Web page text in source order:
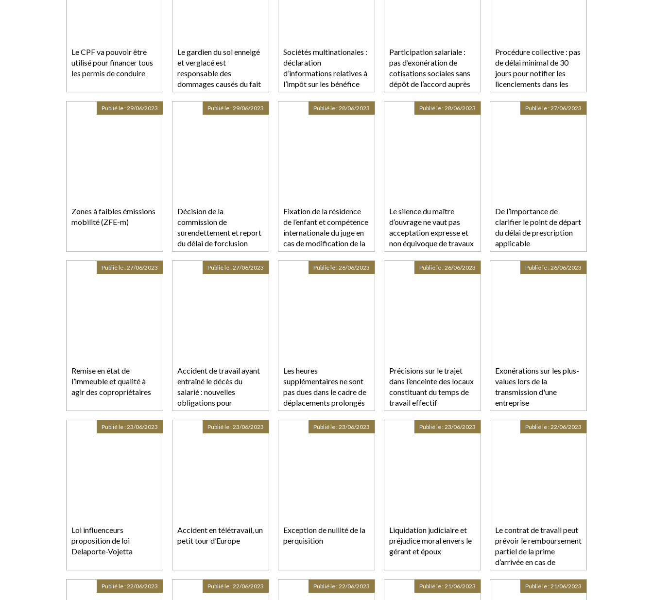
Le CPF va pouvoir être
utilisé pour financer tous
les permis de conduire
Le gardien du sol enneigé
et verglacé est
responsable des
dommages causés du fait
d’un état de dangerosité
anormal au regard de sa
destination
Sociétés multinationales :
déclaration
d’informations relatives à
l’impôt sur les bénéfice
Participation salariale :
pas d’exonération de
cotisations sociales sans
dépôt de l’accord auprès
de l’autorité
administrative
compétente
Procédure collective : pas
de délai minimal de 30
jours pour notifier les
licenciements dans les
petites PME
Zones à faibles émissions
mobilité (ZFE-m)
Publié le :29/06/2023
Décision de la
commission de
surendettement et report
du délai de forclusion
Publié le :29/06/2023
Fixation de la résidence
de l’enfant et compétence
internationale du juge en
cas de modification de la
résidence en cours de
procédure
Publié le :28/06/2023
Le silence du maître
d’ouvrage ne vaut pas
acceptation expresse et
non équivoque de travaux
supplémentaires
Publié le :28/06/2023
De l’importance de
clarifier le point de départ
du délai de prescription
applicable
Publié le :27/06/2023
Remise en état de
l’immeuble et qualité à
agir des copropriétaires
Publié le :27/06/2023
Accident de travail ayant
entraîné le décès du
salarié : nouvelles
obligations pour
l’employeur
Publié le :27/06/2023
Les heures
supplémentaires ne sont
pas dues dans le cadre de
déplacements prolongés
sans retour au domicile en
l’absence de travail
Publié le :26/06/2023
Précisions sur le trajet
dans l’enceinte des locaux
constituant du temps de
travail effectif
Publié le :26/06/2023
Exonérations sur les plus-
values lors de la
transmission d'une
entreprise
Publié le :26/06/2023
Loi influenceurs
proposition de loi
Delaporte-Vojetta
Publié le :23/06/2023
Accident en télétravail, un
petit tour d’Europe
Publié le :23/06/2023
Exception de nullité de la
perquisition
Publié le :23/06/2023
Liquidation judiciaire et
préjudice moral envers le
gérant et époux
Publié le :23/06/2023
Le contrat de travail peut
prévoir le remboursement
partiel de la prime
d’arrivée en cas de
démission
Publié le :22/06/2023
Publié le :22/06/2023 Publié le :22/06/2023 Publié le :22/06/2023 Publié le :21/06/2023 Publié le :21/06/2023